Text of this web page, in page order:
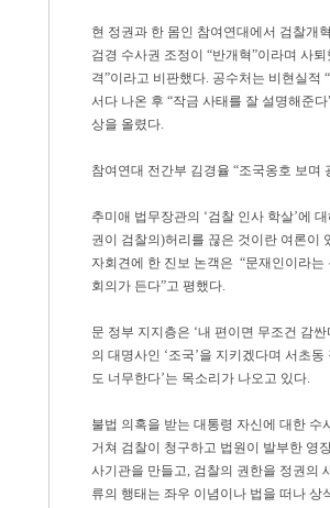
현 정권과 한 몸인 참여연대에서 검찰개
검경 수사권 조정이 “반개혁”이라며 사
격”이라고 비판했다. 공수처는 비현실적
서다 나온 후 “작금 사태를 잘 설명해준
상을 올렸다.
참여연대 전간부 김경율 “조국옹호 보며
추미애 법무장관의 ‘검찰 인사 학살’에
권이 검찰의)허리를 끊은 것이란 여론이
자회견에 한 진보 논객은 “문재인이라
회의가 든다”고 평했다.
문 정부 지지층은 ‘내 편이면 무조건 감
의 대명사인 ‘조국’을 지키겠다며 서초
도 너무한다’는 목소리가 나오고 있다.
불법 의혹을 받는 대통령 자신에 대한
거쳐 검찰이 청구하고 법원이 발부한 영
사기관을 만들고, 검찰의 권한을 정권의
류의 행태는 좌우 이념이나 법을 떠나 상